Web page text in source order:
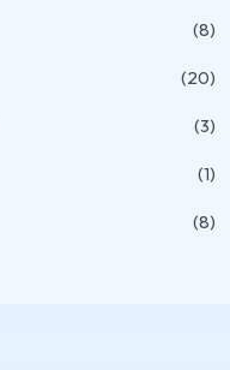
(8)
(20)
(3)
(1)
(8)